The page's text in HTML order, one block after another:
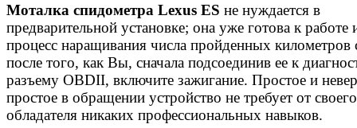
Моталка спидометра Lexus ES не нуждается в
предварительной установке; она уже готова к работе
процесс наращивания числа пройденных километров
после того, как Вы, сначала подсоединив ее к
разъему OBDII, включите зажигание. Простое и
простое в обращении устройство не требует от своего
обладателя никаких профессиональных навыков.